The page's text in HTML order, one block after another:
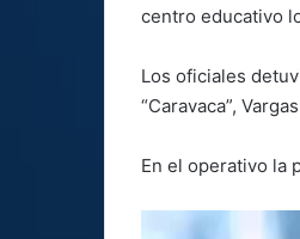
centro educativo
Los oficiales
“Caravaca”,
En el operativo la